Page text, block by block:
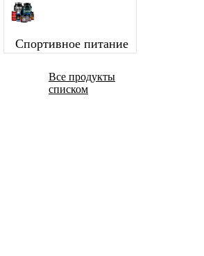
Спортивное питание
Все продукты
списком